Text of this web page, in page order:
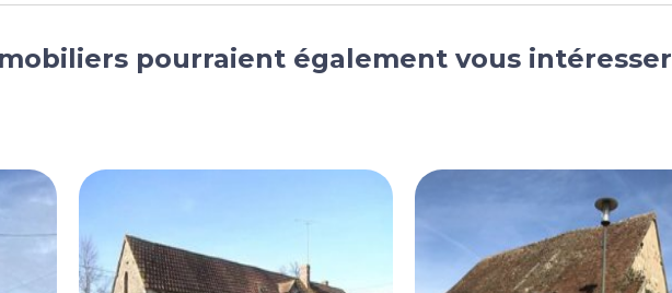
à
pourraient également vous intéresser